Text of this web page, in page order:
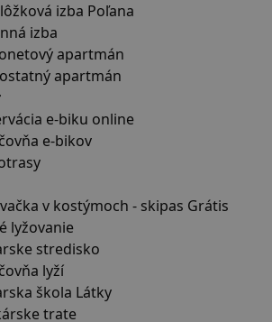
izba Poľana
izba
apartmán
apartmán
e-biku online
e-bikov
v kostýmoch - skipas Grátis
lyžovanie
stredisko
lyží
škola Látky
trate